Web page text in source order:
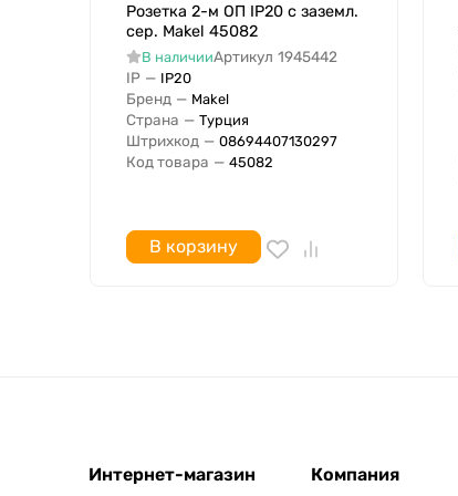
Ударопрочность
Оформление
Опорное, несущее кольцо
Прозрачный
Тип поверхности
С слаботочным предохранителем
Выбор фазы
С встроенным зарядным устройством USB
Розетка 2-м ОП IP20 с заземл.
сер. Makel 45082
В наличииАртикул 1945442
IP — IP20
Бренд — Makel
Страна — Турция
Штрихкод — 08694407130297
Код товара — 45082
В корзину
Интернет-магазин Компания